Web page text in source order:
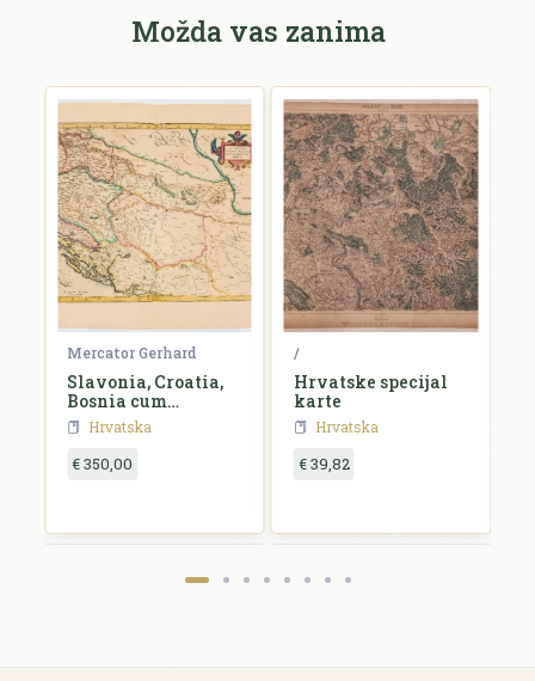
Možda vas zanima
Mercator Gerhard
Slavonia, Croatia,
Bosnia cum
Dalmatiae parte
Hrvatska
€ 350,00
/
Hrvatske specijal
karte
Hrvatska
€ 39,82